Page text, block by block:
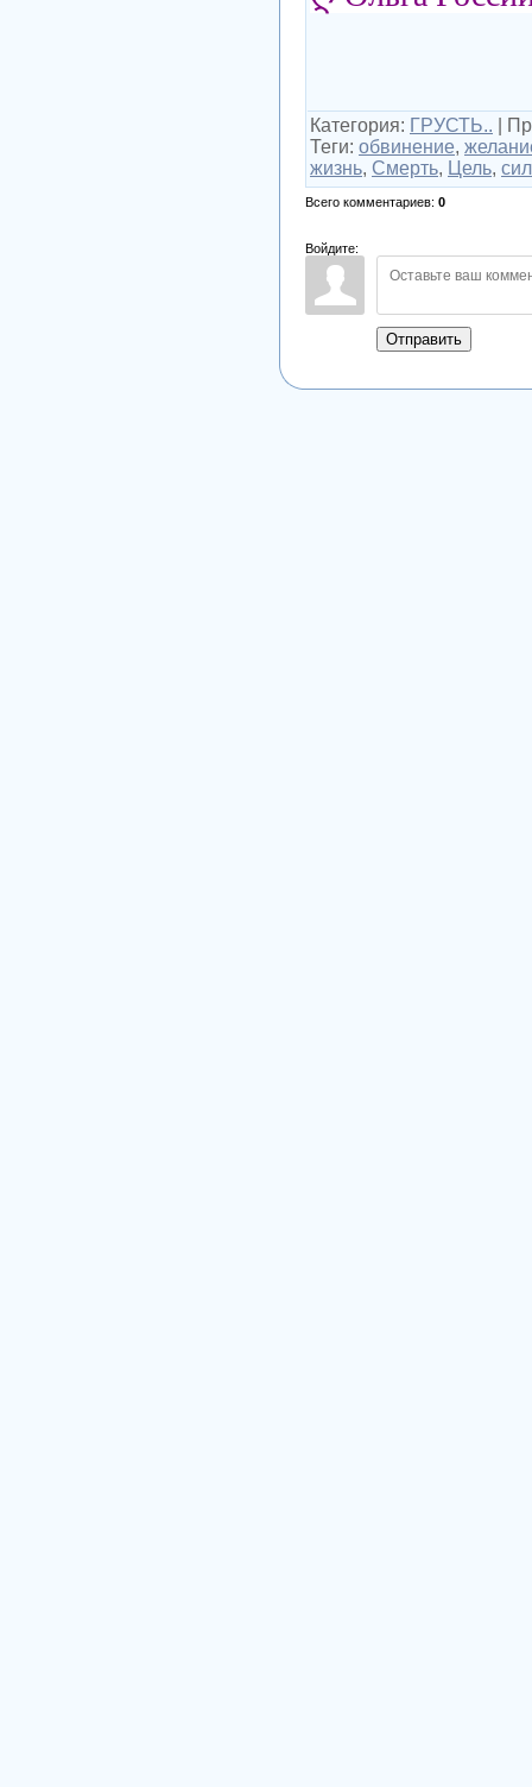
Категория: ГРУСТЬ..
Теги: обвинение,
жизнь, Смерть, Цель,
Всего комментариев: 0
Войдите:
Отправить